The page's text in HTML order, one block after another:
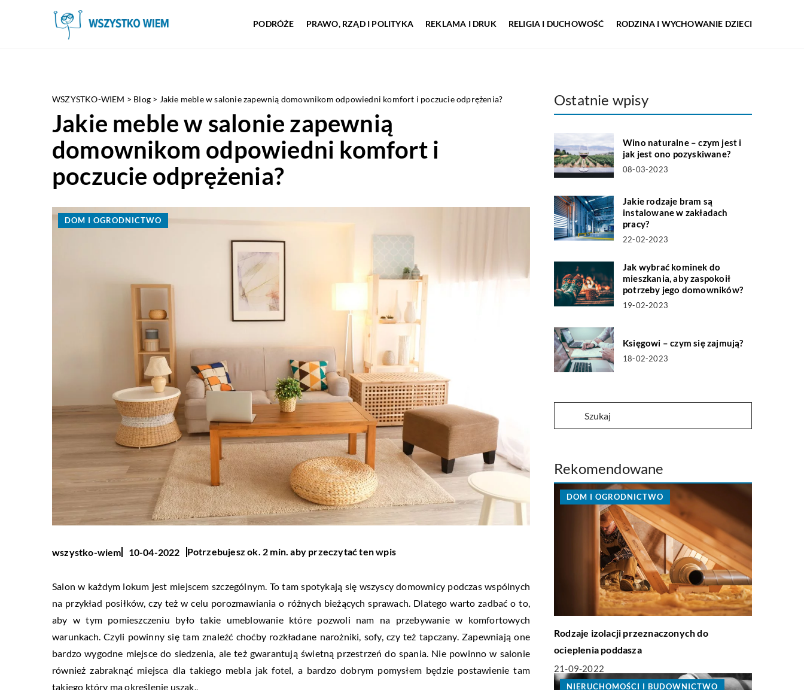
PODRÓŻE PRAWO, RZĄD I POLITYKA REKLAMA I DRUK RELIGIA I DUCHOWOŚĆ RODZINA I WYCHOWANIE DZIECI
WSZYSTKO-WIEM > Blog > Jakie meble w salonie zapewnią domownikom odpowiedni komfort i poczucie odprężenia?
Jakie meble w salonie zapewnią
domownikom odpowiedni komfort i
poczucie odprężenia?
DOM I OGRODNICTWO
wszystko-wiem 10-04-2022 Potrzebujesz ok. 2 min. aby przeczytać ten wpis
Salon w każdym lokum jest miejscem szczególnym. To tam spotykają się wszyscy domownicy podczas wspólnych
na przykład posiłków, czy też w celu porozmawiania o różnych bieżących sprawach. Dlatego warto zadbać o to,
aby w tym pomieszczeniu było takie umeblowanie które pozwoli nam na przebywanie w komfortowych
warunkach. Czyli powinny się tam znaleźć choćby rozkładane narożniki, sofy, czy też tapczany. Zapewniają one
bardzo wygodne miejsce do siedzenia, ale też gwarantują świetną przestrzeń do spania. Nie powinno w salonie
również zabraknąć miejsca dla takiego mebla jak fotel, a bardzo dobrym pomysłem będzie postawienie tam
takiego który ma określenie uszak.,
Ostatnie wpisy
Wino naturalne – czym jest i
jak jest ono pozyskiwane?
08-03-2023
Jakie rodzaje bram są
instalowane w zakładach
pracy?
22-02-2023
Jak wybrać kominek do
mieszkania, aby zaspokoił
potrzeby jego domowników?
19-02-2023
Księgowi – czym się zajmują?
18-02-2023
Rekomendowane
DOM I OGRODNICTWO
Rodzaje izolacji przeznaczonych do
ocieplenia poddasza
21-09-2022
NIERUCHOMOŚCI I BUDOWNICTWO